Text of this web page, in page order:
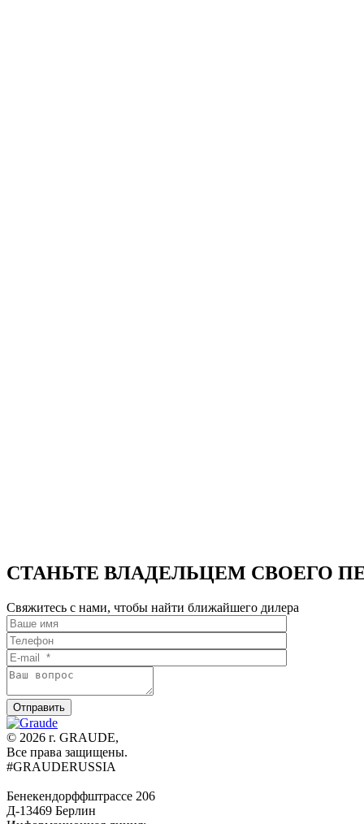
СТАНЬТЕ ВЛАДЕЛЬЦЕМ СВОЕГО
Свяжитесь с нами, чтобы найти ближайшего дилера
© 2026 г. GRAUDE,
Все права защищены.
#GRAUDERUSSIA
Бенекендорффштрассе 206
Д-13469 Берлин